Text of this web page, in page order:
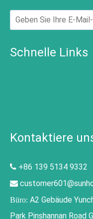
Schnelle Links
Kontaktiere
 +86 139 5134 9332

Büro: A2 Gebäude
Park Pinshannan Road